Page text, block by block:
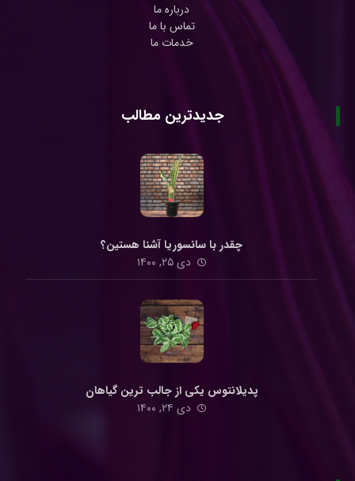
درباره ما
تماس با ما
خدمات ما
جدیدترین مطالب
چقدر با سانسوریا آشنا هستین؟
دی ۲۵, ۱۴۰۰
پدیلانتوس یکی از جالب ترین گیاهان
دی ۲۴, ۱۴۰۰